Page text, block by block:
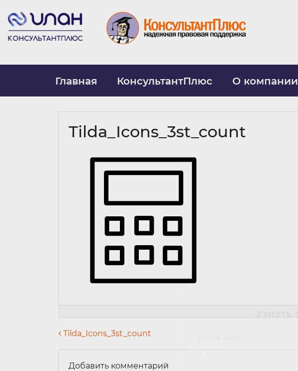
Главная КонсультантПлюс О компании
Tilda_Icons_3st_count
Навигация по записям
Tilda_Icons_3st_count
Добавить комментарий